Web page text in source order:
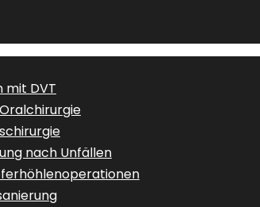
mit DVT
nach Unfällen